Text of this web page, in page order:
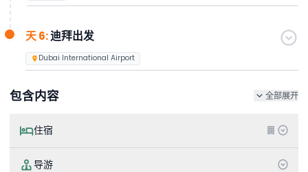
天 6:迪拜出发
Dubai International Airport
包含内容 全部展开
住宿
导游